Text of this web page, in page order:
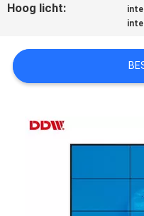
CASE
CENTER
SITEMAP
PRIVACY
Hoog licht: